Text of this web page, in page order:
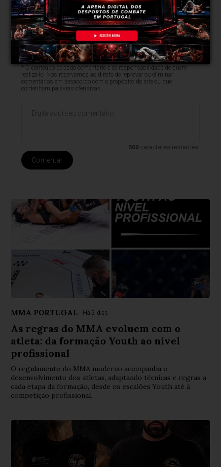
Clique aqui e faça parte do nosso grupo no
WhatsApp
* O conteúdo de cada comentário é de responsabilidade de quem
realizá-lo. Nos reservamos ao direito de reprovar ou eliminar
comentários em desacordo com o propósito do site ou que
contenham palavras ofensivas.
500 caracteres restantes.
Comentar
MMA PORTUGAL Há 2 dias
As regras do MMA evoluem com o
atleta: da formação Youth ao nível
profissional
O regulamento do MMA moderno acompanha o
desenvolvimento dos atletas, adaptando técnicas e regras a
cada etapa da formação, desde os escalões Youth até à
competição profissional.